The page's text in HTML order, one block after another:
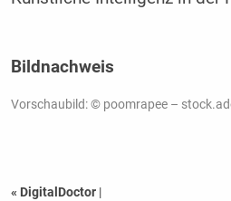
Bildnachweis
Vorschaubild: © poomrapee –
« DigitalDoctor |